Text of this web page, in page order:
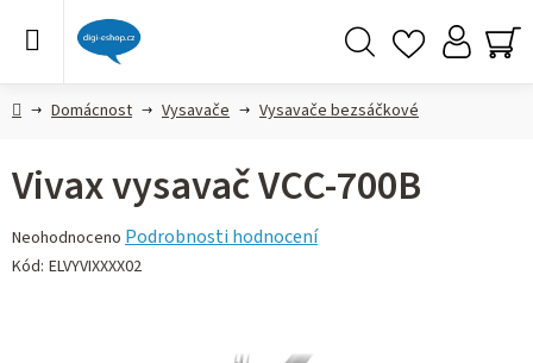
DomůDomácnost Vysavače Vysavače bezsáčkové
Vivax vysavač VCC-700B
Průměrné
hodnocení
Neohodnoceno Podrobnosti hodnocení
Kód: ELVYVIXXXX02